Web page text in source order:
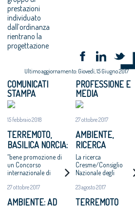
prestazioni
individuato
dall’ordinanza
rientrano la
progettazione
Ultimo aggiornamento: Giovedì, 15 Giugno 2017
COMUNICATI
STAMPA
15 febbraio 2018
TERREMOTO,
BASILICA NORCIA:
ARCHITETTI,
SODDISFAZIONE
PER PROTOCOLLO
SU
RICOSTRUZIONE
“bene promozione di
un Concorso
internazionale di
27 ottobre 2017
AMBIENTE: AD
PROFESSIONE E
MEDIA
27 ottobre 2017
AMBIENTE,
RICERCA
CRESME: 442
COMUNI ITALIANI
AD ALTO RISCHIO.
MAGLIA NERA A
NAPOLI
La ricerca
Cresme/Consiglio
Nazionale degli
Padova nel corso
Nazionale degli Ordini
23 agosto 2017
TERREMOTO